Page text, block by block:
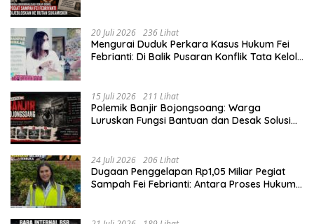
20 Juli 2026 236 Lihat
​Mengurai Duduk Perkara Kasus Hukum Fei
Febrianti: Di Balik Pusaran Konflik Tata Kelola
15 Juli 2026 211 Lihat
Polemik Banjir Bojongsoang: Warga
Luruskan Fungsi Bantuan dan Desak Solusi
24 Juli 2026 206 Lihat
Dugaan Penggelapan Rp1,05 Miliar Pegiat
Sampah Fei Febrianti: Antara Proses Hukum,